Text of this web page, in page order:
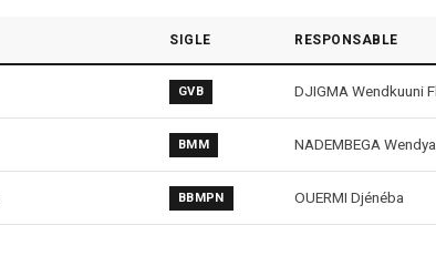
SIGLE RESPONSABLE
GVB DJIGMA Wendkuuni
BMM NADEMBEGA
BBMPN OUERMI Djénéba